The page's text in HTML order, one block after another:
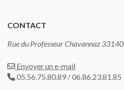
CONTACT
Rue du Professeur Chavannaz
Envoyer un e-mail
05.56.75.80.89 / 06.86.23.81.85